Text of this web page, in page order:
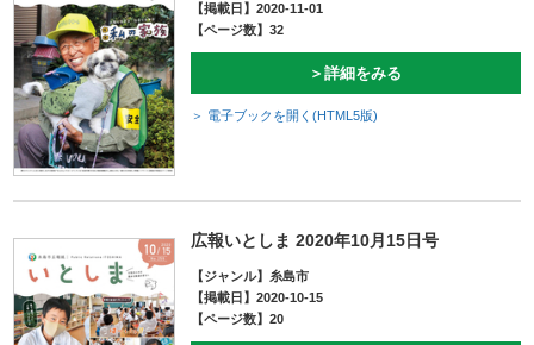
【掲載日】2020-11-01
【ページ数】32
＞詳細をみる
＞ 電子ブックを開く(HTML5版)
広報いとしま 2020年10月15日号
【ジャンル】糸島市
【掲載日】2020-10-15
【ページ数】20